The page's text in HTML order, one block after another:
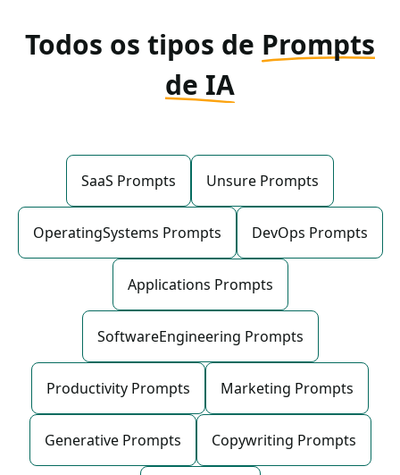
Todos os tipos de Prompts
de IA
SaaS Prompts Unsure Prompts
OperatingSystems Prompts DevOps Prompts
Applications Prompts
SoftwareEngineering Prompts
Productivity Prompts Marketing Prompts
Generative Prompts Copywriting Prompts